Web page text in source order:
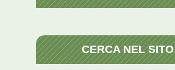
CERCA NEL SITO